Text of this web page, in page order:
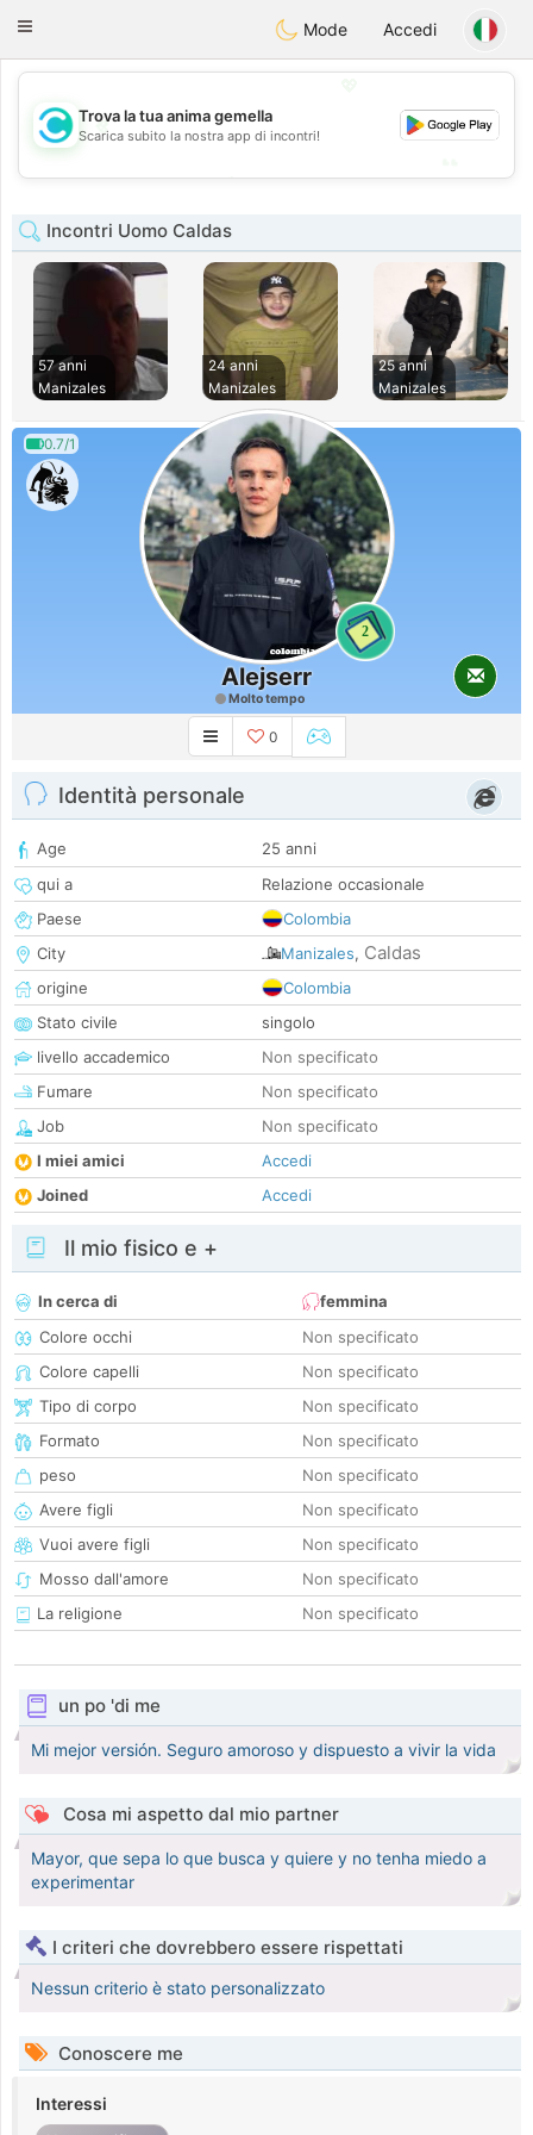
olombiaCitas
Toggle
Mode Accedi
💖
💕
Trova la tua anima gemella
Scarica subito la nostra app di incontri!
Incontri Uomo Caldas
57 anni
Manizales
24 anni
Manizales
25 anni
Manizales
0.7/1
2
Alejserr
Molto tempo
0
Identità personale
Age
25 anni
qui a
Relazione occasionale
Paese
Colombia
City
Manizales, Caldas
origine
Colombia
Stato civile
singolo
livello accademico
Non specificato
Fumare
Non specificato
Job
Non specificato
I miei amici
Accedi
Joined
Accedi
Il mio fisico e +
In cerca di
femmina
Colore occhi
Non specificato
Colore capelli
Non specificato
Tipo di corpo
Non specificato
Formato
Non specificato
peso
Non specificato
Avere figli
Non specificato
Vuoi avere figli
Non specificato
Mosso dall'amore
Non specificato
La religione
Non specificato
un po 'di me
Mi mejor versión. Seguro amoroso y dispuesto a vivir la vida
Cosa mi aspetto dal mio partner
Mayor, que sepa lo que busca y quiere y no tenha miedo a
experimentar
I criteri che dovrebbero essere rispettati
Nessun criterio è stato personalizzato
Conoscere me
Interessi